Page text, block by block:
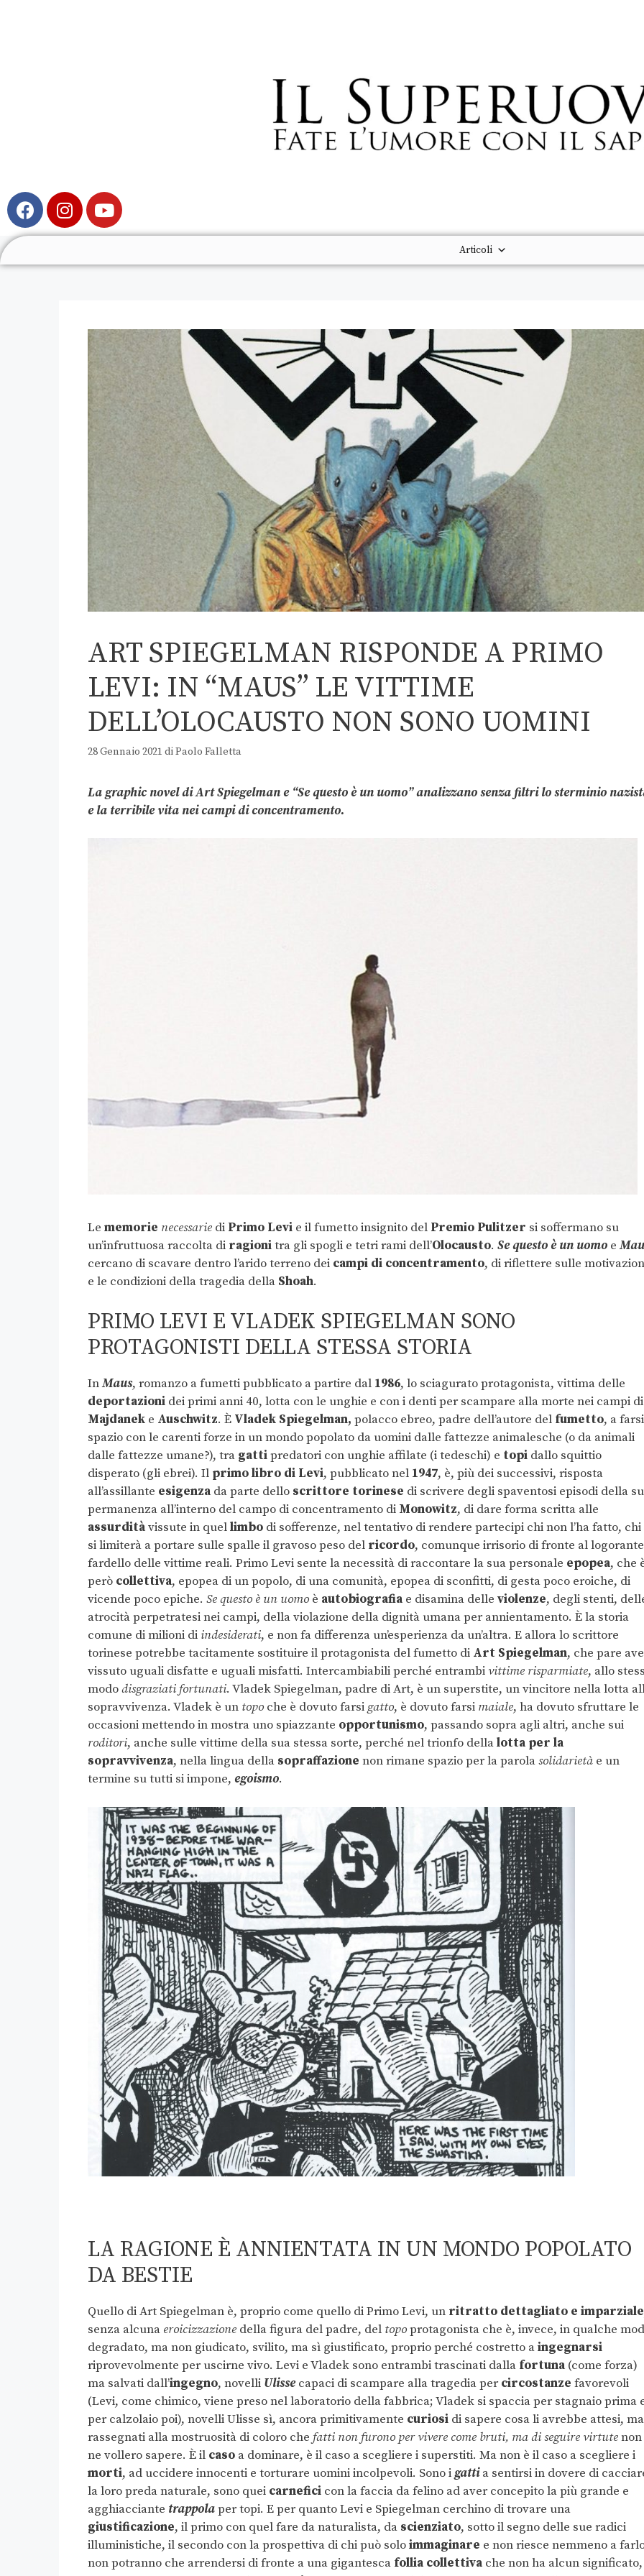
Articoli
ART SPIEGELMAN RISPONDE A PRIMO
LEVI: IN “MAUS” LE VITTIME
DELL’OLOCAUSTO NON SONO UOMINI
28 Gennaio 2021 diPaolo Falletta
La graphic novel di Art Spiegelman e “Se questo è un uomo” analizzano senza filtri lo sterminio
e la terribile vita nei campi di concentramento.
Le memorie necessarie di Primo Levi e il fumetto insignito del Premio Pulitzer si soffermano su
un’infruttuosa raccolta di ragionitra gli spogli e tetri rami dell’Olocausto. Se questo è un uomo e
cercano di scavare dentro l’arido terreno dei campi di concentramento, di riflettere sulle
e le condizioni della tragedia della Shoah.
PRIMO LEVI E VLADEK SPIEGELMAN SONO
PROTAGONISTI DELLA STESSA STORIA
InMaus, romanzo a fumetti pubblicato a partire dal 1986, lo sciagurato protagonista, vittima delle
deportazioni dei primi anni 40, lotta con le unghie e con i denti per scampare alla morte nei campi di
Majdanek e Auschwitz. È Vladek Spiegelman, polacco ebreo, padre dell’autore del fumetto, a farsi
spazio con le carenti forze in un mondo popolato da uomini dalle fattezze animalesche (o da animali
dalle fattezze umane?), tra gattipredatori con unghie affilate (i tedeschi) e topi dallo squittio
disperato (gli ebrei). Il primo libro di Levi, pubblicato nel 1947, è, più dei successivi, risposta
all’assillante esigenza da parte dello scrittore torinese di scrivere degli spaventosi episodi della
permanenza all’interno del campo di concentramento di Monowitz, di dare forma scritta alle
assurditàvissute in quellimbo di sofferenze, nel tentativo di rendere partecipi chi non l’ha fatto, chi
si limiterà a portare sulle spalle il gravoso peso del ricordo, comunque irrisorio di fronte al logorante
fardello delle vittime reali. Primo Levi sente la necessità di raccontare la sua personale epopea, che
però collettiva, epopea di un popolo, di una comunità, epopea di sconfitti, di gesta poco eroiche, di
vicende poco epiche. Se questo è un uomo è autobiografia e disamina delle violenze, degli stenti,
atrocità perpetratesi nei campi, della violazione della dignità umana per annientamento. È la storia
comune di milioni di indesiderati, e non fa differenza un’esperienza da un’altra. E allora lo scrittore
torinese potrebbe tacitamente sostituire il protagonista del fumetto di Art Spiegelman, che pare
vissuto uguali disfatte e uguali misfatti. Intercambiabili perché entrambivittime risparmiate, allo
mododisgraziati fortunati. Vladek Spiegelman, padre di Art, è un superstite, un vincitore nella lotta
sopravvivenza. Vladek è un topo che è dovuto farsigatto, è dovuto farsi maiale, ha dovuto sfruttare le
occasioni mettendo in mostra uno spiazzante opportunismo, passando sopra agli altri, anche sui
roditori, anche sulle vittime della sua stessa sorte, perché nel trionfo dellalotta per la
sopravvivenza, nella lingua della sopraffazione non rimane spazio per la parolasolidarietà e un
termine su tutti si impone, egoismo.
LA RAGIONE È ANNIENTATA IN UN MONDO POPOLATO
DA BESTIE
Quello di Art Spiegelman è, proprio come quello di Primo Levi, un ritratto dettagliato e imparziale
senza alcuna eroicizzazione della figura del padre, del topoprotagonista che è, invece, in qualche
degradato, ma non giudicato, svilito, ma sì giustificato, proprio perché costretto aingegnarsi
riprovevolmente per uscirne vivo. Levi e Vladek sono entrambi trascinati dalla fortuna (come forza)
ma salvati dall’ingegno, novelli Ulisse capaci di scampare alla tragedia per circostanze favorevoli
(Levi, come chimico, viene preso nel laboratorio della fabbrica; Vladek si spaccia per stagnaio prima
per calzolaio poi), novelli Ulisse sì, ancora primitivamente curiosi di sapere cosa li avrebbe attesi, ma
rassegnati alla mostruosità di coloro che fatti non furono per vivere come bruti, ma di seguire virtutenon
ne vollero sapere. È il caso a dominare, è il caso a scegliere i superstiti. Ma non è il caso a scegliere i
morti, ad uccidere innocenti e torturare uomini incolpevoli. Sono igatti a sentirsi in dovere di
la loro preda naturale, sono quei carnefici con la faccia da felino ad aver concepito la più grande e
agghiacciante trappolaper topi. E per quanto Levi e Spiegelman cerchino di trovare una
giustificazione, il primo con quel fare da naturalista, da scienziato, sotto il segno delle sue radici
illuministiche, il secondo con la prospettiva di chi può soloimmaginare e non riesce nemmeno a
non potranno che arrendersi di fronte a una gigantesca follia collettiva che non ha alcun significato,